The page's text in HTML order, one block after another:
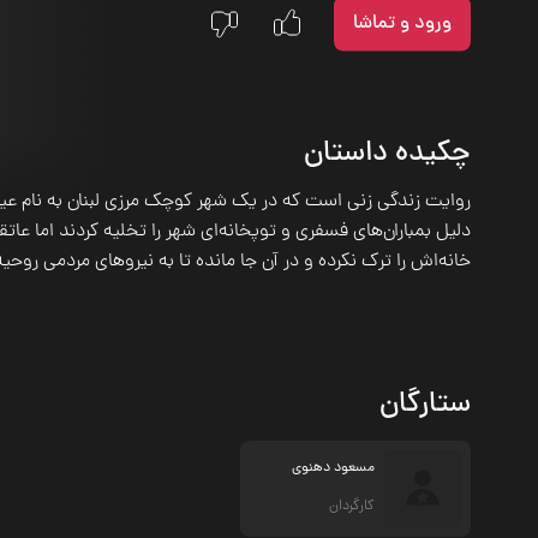
ورود و تماشا
چکیده داستان
روایت زندگی زنی است که در یک شهر کوچک مرزی لبنان به نام
دلیل بمباران‌های فسفری و توپخانه‌ای شهر را تخلیه کردند اما
خانه‌اش را ترک نکرده و در آن جا مانده تا به نیروهای مردمی
ستارگان
مسعود دهنوی
کارگردان